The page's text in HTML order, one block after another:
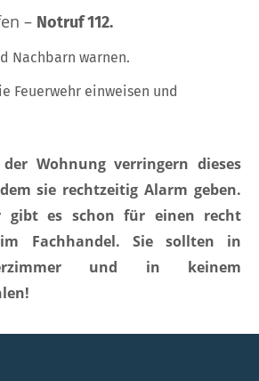
– Notruf 112.
Nachbarn warnen.
Feuerwehr einweisen und
Wohnung verringern dieses
sie rechtzeitig Alarm geben.
gibt es schon für einen recht
Fachhandel. Sie sollten in
und in keinem